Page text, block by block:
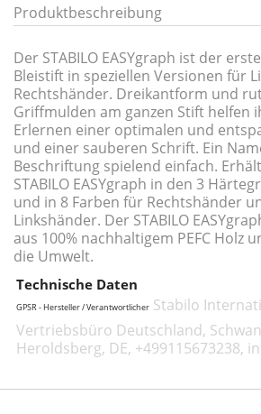
Produktbeschreibung
Der STABILO EASYgraph ist der
Bleistift in speziellen Versionen für
Rechtshänder. Dreikantform und
Griffmulden am ganzen Stift helfen
Erlernen einer optimalen und
und einer sauberen Schrift. Ein
Beschriftung spielend einfach.
STABILO EASYgraph in den 3
und in 8 Farben für Rechtshänder
Linkshänder. Der STABILO
aus 100% nachhaltigem PEFC Holz
die Umwelt.
Technische Daten
GPSR - Hersteller / Verantwortlicher Stabilo
Vertriebsbüro Deutschland,
Heroldsberg, DE, +499115673238,